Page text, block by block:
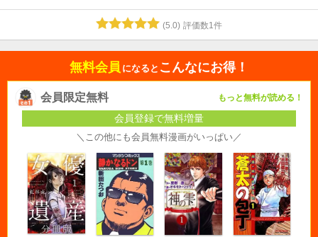
(5.0) 評価数1 件
無料会員 になると こんなにお得！
会員限定無料 もっと無料が読める！
会員登録で無料増量
＼この他にも会員無料漫画がいっぱい／